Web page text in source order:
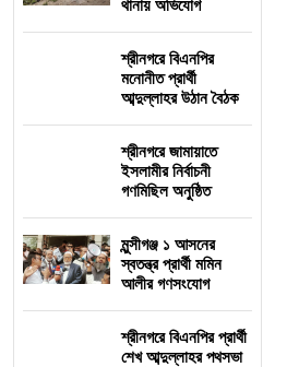
থানায় অভিযোগ
শ্রীনগরে বিএনপির
মনোনীত প্রার্থী
আব্দুল্লাহর উঠান বৈঠক
শ্রীনগরে জামায়াতে
ইসলামীর নির্বাচনী
গণমিছিল অনুষ্ঠিত
মুন্সীগঞ্জ ১ আসনের
স্বতন্ত্র প্রার্থী মমিন
আলীর গণসংযোগ
শ্রীনগরে বিএনপির প্রার্থী
শেখ আব্দুল্লাহর পথসভা